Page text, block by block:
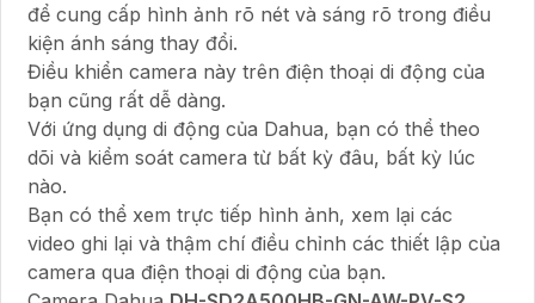
để cung cấp hình ảnh rõ nét và sáng rõ trong điều
kiện ánh sáng thay đổi.
Điều khiển camera này trên điện thoại di động của
bạn cũng rất dễ dàng.
Với ứng dụng di động của Dahua, bạn có thể theo
dõi và kiểm soát camera từ bất kỳ đâu, bất kỳ lúc
nào.
Bạn có thể xem trực tiếp hình ảnh, xem lại các
video ghi lại và thậm chí điều chỉnh các thiết lập của
camera qua điện thoại di động của bạn.